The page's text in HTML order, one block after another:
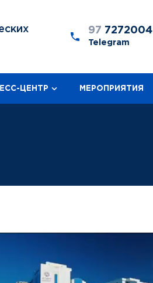
97 7272004
Telegram
ЦЕНТР МЕРОПРИЯТИЯ